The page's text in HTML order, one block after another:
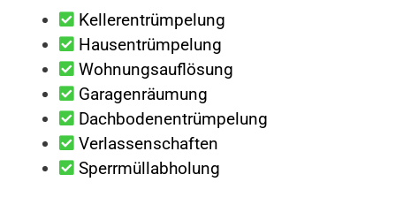
Kellerentrümpelung
Hausentrümpelung
Wohnungsauflösung
Garagenräumung
Dachbodenentrümpelung
Verlassenschaften
Sperrmüllabholung